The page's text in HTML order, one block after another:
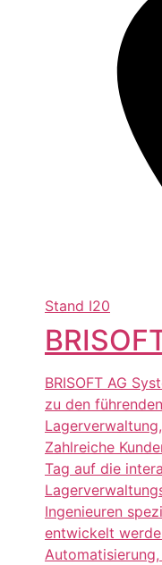
Stand I20
BRISOFT AG
zu den
Zahlreiche
Tag auf die
Ingenieuren
entwickelt